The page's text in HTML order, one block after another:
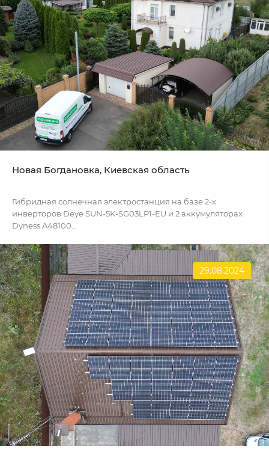
Новая Богдановка, Киевская область
Гибридная солнечная электростанция на базе 2-х
инверторов Deye SUN-5K-SG03LP1-EU и 2 аккумуляторах
Dyness A48100...
29.08.2024